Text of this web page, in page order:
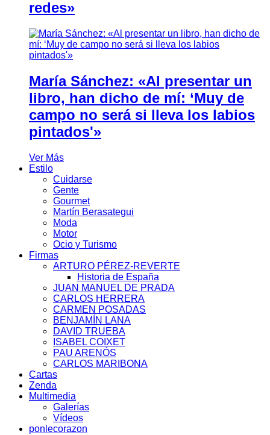
redes»
María Sánchez: «Al presentar un
libro, han dicho de mí: ‘Muy de
campo no será si lleva los labios
pintados'»
Ver Más
Estilo
Cuidarse
Gente
Gourmet
Martín Berasategui
Moda
Motor
Ocio y Turismo
Firmas
ARTURO PÉREZ-REVERTE
Historia de España
JUAN MANUEL DE PRADA
CARLOS HERRERA
CARMEN POSADAS
BENJAMÍN LANA
DAVID TRUEBA
ISABEL COIXET
PAU ARENÓS
CARLOS MARIBONA
Cartas
Zenda
Multimedia
Galerías
Vídeos
ponlecorazon